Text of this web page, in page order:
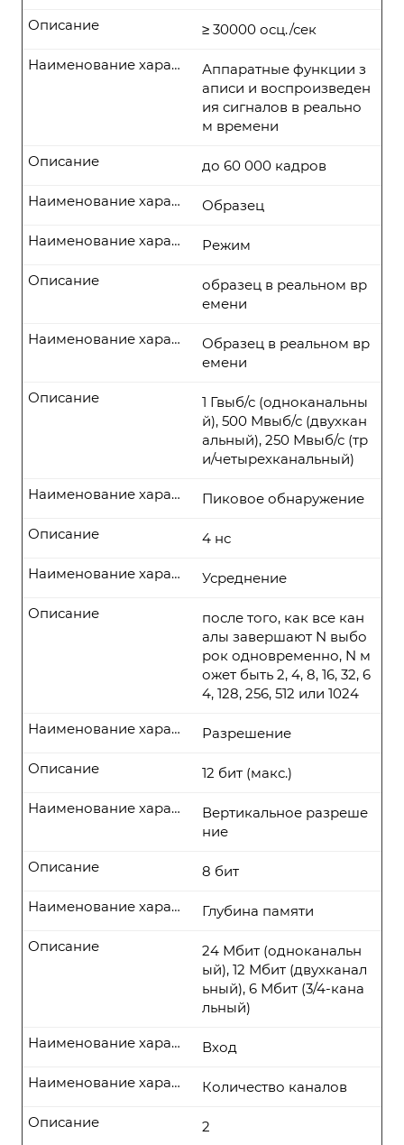
≥ 30000 осц./сек
Описание
Аппаратные функции з
аписи и воспроизведен
ия сигналов в реально
м времени
Наименование характеристики
до 60 000 кадров
Описание
Образец
Наименование характеристики
Режим
Наименование характеристики
образец в реальном вр
емени
Описание
Образец в реальном вр
емени
Наименование характеристики
1 Гвыб/с (одноканальны
й), 500 Мвыб/с (двухкан
альный), 250 Мвыб/с (тр
и/четырехканальный)
Описание
Пиковое обнаружение
Наименование характеристики
4 нс
Описание
Усреднение
Наименование характеристики
после того, как все кан
алы завершают N выбо
рок одновременно, N м
ожет быть 2, 4, 8, 16, 32, 6
4, 128, 256, 512 или 1024
Описание
Разрешение
Наименование характеристики
12 бит (макс.)
Описание
Вертикальное разреше
ние
Наименование характеристики
8 бит
Описание
Глубина памяти
Наименование характеристики
24 Мбит (одноканальн
ый), 12 Мбит (двухканал
ьный), 6 Мбит (3/4-кана
льный)
Описание
Вход
Наименование характеристики
Количество каналов
Наименование характеристики
2
Описание